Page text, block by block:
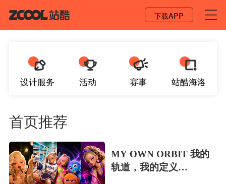
下载APP
设计服务 活动 赛事 站酷海洛
首页推荐
MY OWN ORBIT 我的
轨道，我的定义